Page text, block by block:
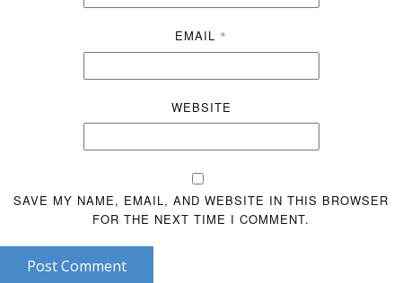
EMAIL *
WEBSITE
SAVE MY NAME, EMAIL, AND WEBSITE IN THIS BROWSER
FOR THE NEXT TIME I COMMENT.
Post Comment